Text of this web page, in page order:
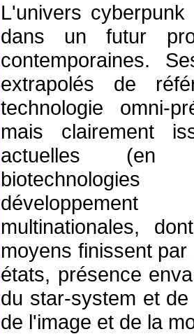
L'univers
dans un futur
contemporaines.
extrapolés de
technologie omni-
mais clairement
actuelles (en
multinationales,
moyens finissent
états, présence
du star-system et
de l'image et de la